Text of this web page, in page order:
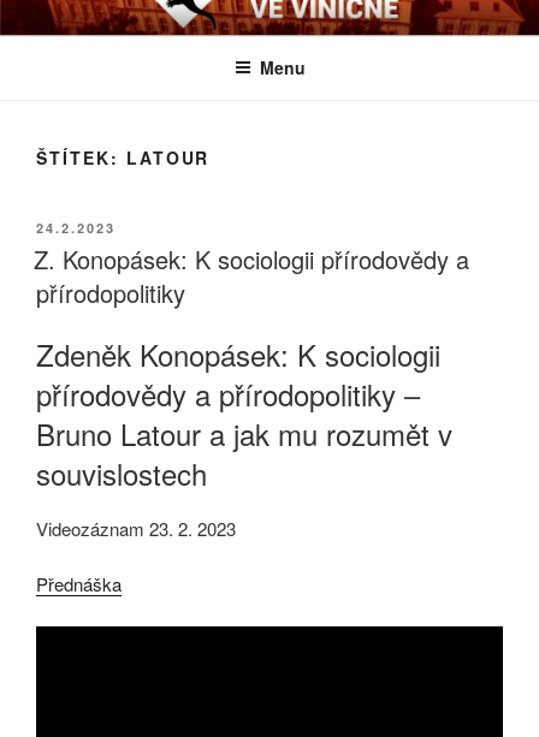
k
BIOLOGICKÉ ČTVRTKY VE
Určeno všem zájemcům o evoluci a obecnější biologická témata
Menu
ŠTÍTEK: LATOUR
PUBLIKOVÁNO
24.2.2023
Z. Konopásek: K sociologii přírodovědy a
přírodopolitiky
Zdeněk Konopásek: K sociologii
přírodovědy a přírodopolitiky –
Bruno Latour a jak mu rozumět v
souvislostech
Videozáznam 23. 2. 2023
Přednáška